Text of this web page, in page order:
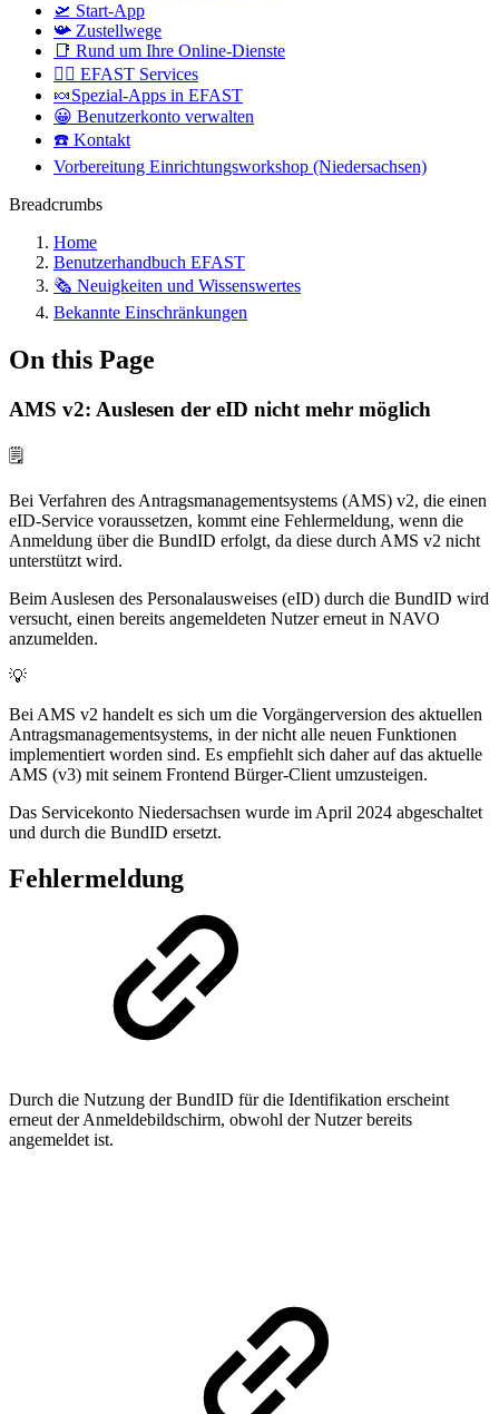
🛫 Start-App
📯 Zustellwege
📑 Rund um Ihre Online-Dienste
🤷‍♀️ EFAST Services
🍬Spezial-Apps in EFAST
😀 Benutzerkonto verwalten
☎️ Kontakt
Vorbereitung Einrichtungsworkshop (Niedersachsen)
Breadcrumbs
Home
Benutzerhandbuch EFAST
🗞️ Neuigkeiten und Wissenswertes
Bekannte Einschränkungen
On this Page
AMS v2: Auslesen der eID nicht mehr möglich
🗒️
Bei Verfahren des Antragsmanagementsystems (AMS) v2, die einen
eID-Service voraussetzen, kommt eine Fehlermeldung, wenn die
Anmeldung über die BundID erfolgt, da diese durch AMS v2 nicht
unterstützt wird.
Beim Auslesen des Personalausweises (eID) durch die BundID wird
versucht, einen bereits angemeldeten Nutzer erneut in NAVO
anzumelden.
💡
Bei AMS v2 handelt es sich um die Vorgängerversion des aktuellen
Antragsmanagementsystems, in der nicht alle neuen Funktionen
implementiert worden sind. Es empfiehlt sich daher auf das aktuelle
AMS (v3) mit seinem Frontend Bürger-Client umzusteigen.
Das Servicekonto Niedersachsen wurde im April 2024 abgeschaltet
und durch die BundID ersetzt.
Fehlermeldung
Durch die Nutzung der BundID für die Identifikation erscheint
erneut der Anmeldebildschirm, obwohl der Nutzer bereits
angemeldet ist.